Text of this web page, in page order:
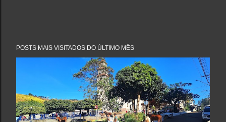
POSTS MAIS VISITADOS DO ÚLTIMO MÊS